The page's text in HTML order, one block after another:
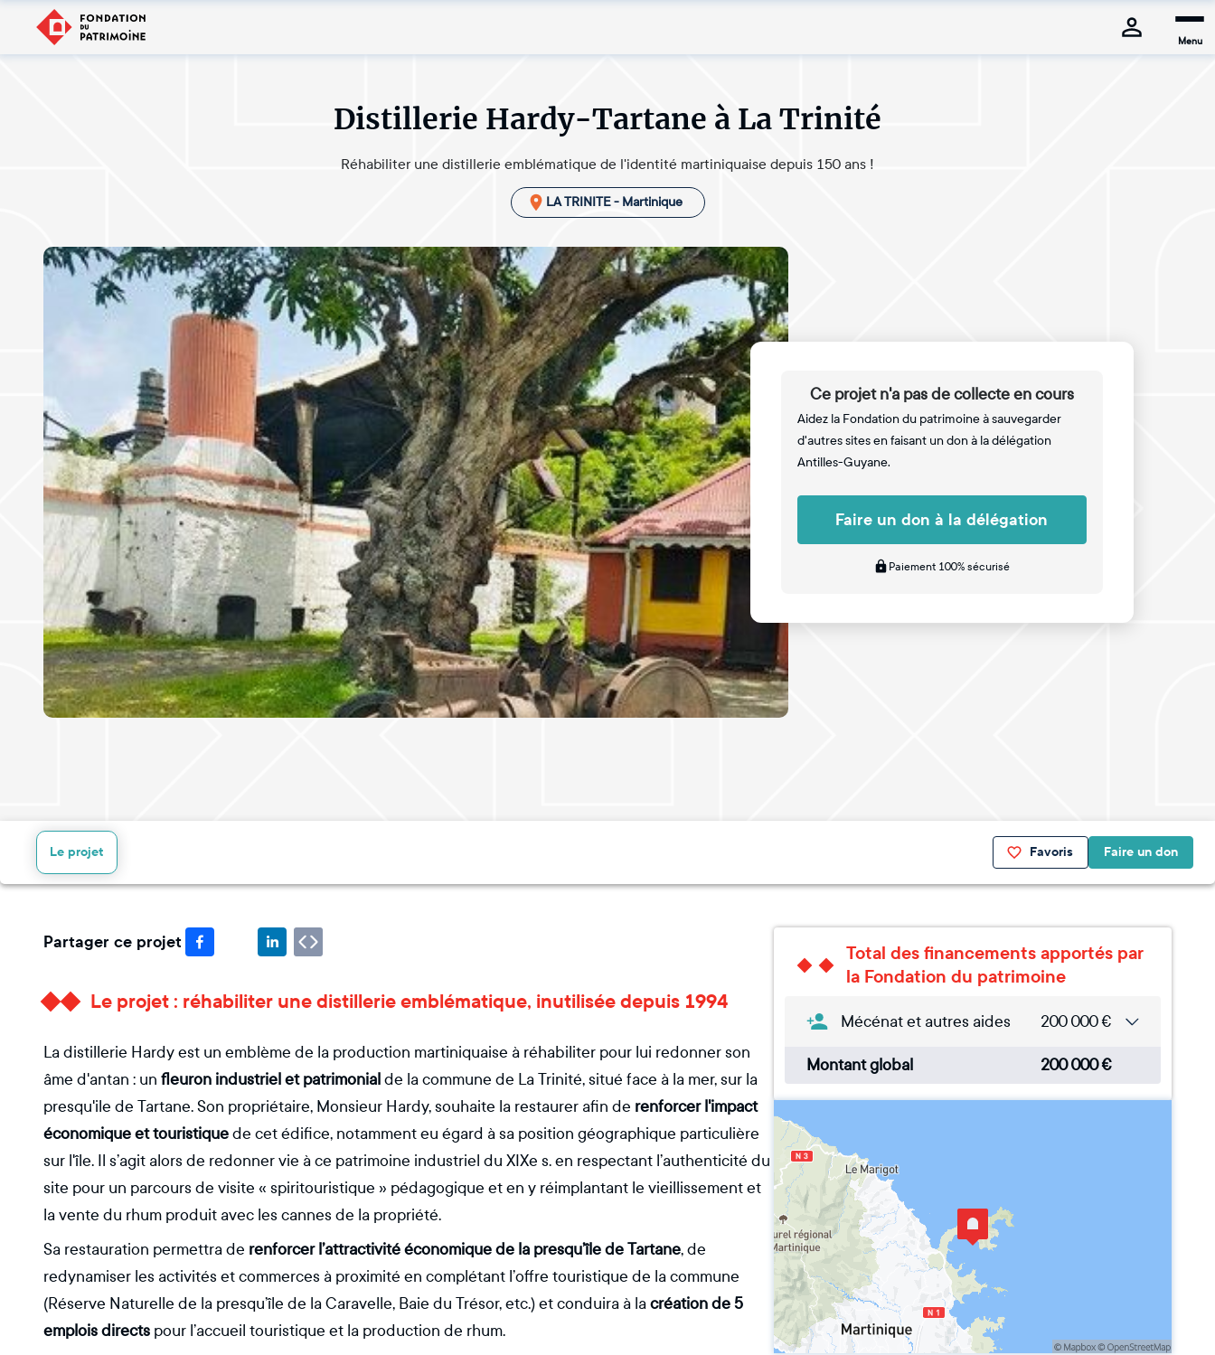
Menu
Distillerie Hardy-Tartane à La Trinité
Réhabiliter une distillerie emblématique de l'identité martiniquaise depuis 150 ans !
LA TRINITE - Martinique
Ce projet n'a pas de collecte en cours
Aidez la Fondation du patrimoine à sauvegarder
d'autres sites en faisant un don à la délégation
Antilles-Guyane.
Faire un don à la délégation
Paiement 100% sécurisé
Favoris Faire un don
Le projet
Partager ce projet
Le projet : réhabiliter une distillerie emblématique, inutilisée depuis 1994
La distillerie Hardy est un emblème de la production martiniquaise à réhabiliter pour lui redonner son
âme d'antan : un fleuron industriel et patrimonial de la commune de La Trinité, situé face à la mer, sur la
presqu'ile de Tartane. Son propriétaire, Monsieur Hardy, souhaite la restaurer afin de renforcer l'impact
économique et touristiquede cet édifice, notamment eu égard à sa position géographique particulière
sur l'île. Il s’agit alors de redonner vie à ce patrimoine industriel du XIXe s. en respectant l’authenticité du
site pour un parcours de visite « spiritouristique » pédagogique et en y réimplantant le vieillissement et
la vente du rhum produit avec les cannes de la propriété.
Sa restauration permettra de renforcer l’attractivité économique de la presqu’île de Tartane, de
redynamiser les activités et commerces à proximité en complétant l’offre touristique de la commune
(Réserve Naturelle de la presqu’île de la Caravelle, Baie du Trésor, etc.) et conduira à lacréation de 5
emplois directs pour l’accueil touristique et la production de rhum.
Total des financements apportés par
la Fondation du patrimoine
Mécénat et autres aides 200 000€
Montant global 200 000€